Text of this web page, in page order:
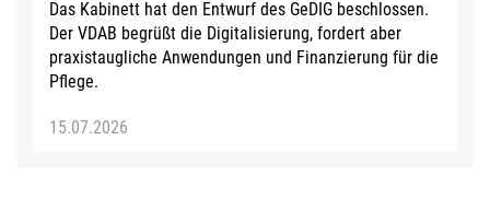
Das Kabinett hat den Entwurf des GeDIG beschlossen.
Der VDAB begrüßt die Digitalisierung, fordert aber
praxistaugliche Anwendungen und Finanzierung für die
Pflege.
15.07.2026